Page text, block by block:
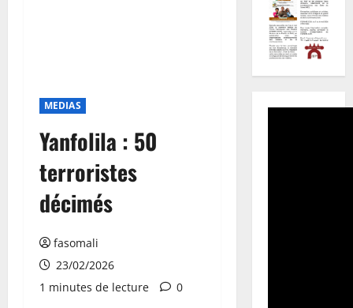
MEDIAS
Yanfolila : 50
terroristes
décimés
fasomali
23/02/2026
1 minutes de lecture
0